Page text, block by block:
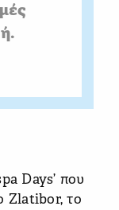
Days’ που
Zlatibor, το